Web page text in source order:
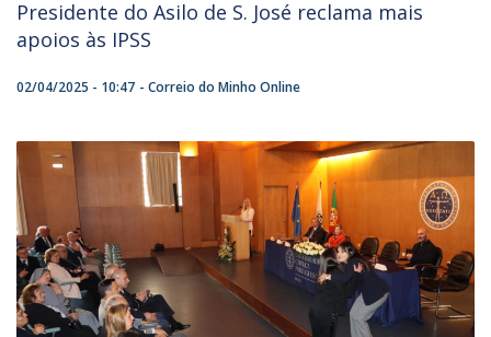
Presidente do Asilo de S. José reclama mais
apoios às IPSS
02/04/2025 - 10:47 Correio do Minho Online